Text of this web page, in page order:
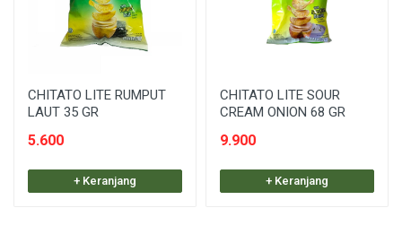
CHITATO LITE RUMPUT
LAUT 35 GR
5.600
+ Keranjang
CHITATO LITE SOUR
CREAM ONION 68 GR
9.900
+ Keranjang